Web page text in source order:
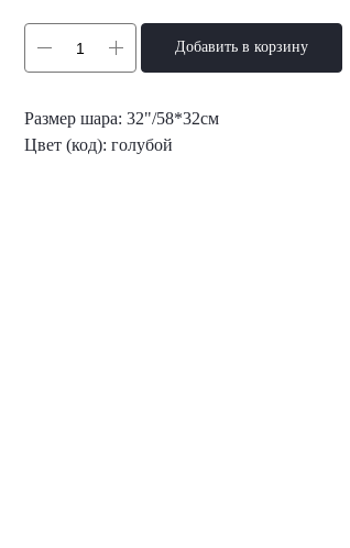
Добавить в корзину
Размер шара: 32"/58*32см
Цвет (код): голубой